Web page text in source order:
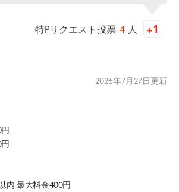
特Pリクエスト投票 4 人
2026年7月27日更新
内 最大料金400円